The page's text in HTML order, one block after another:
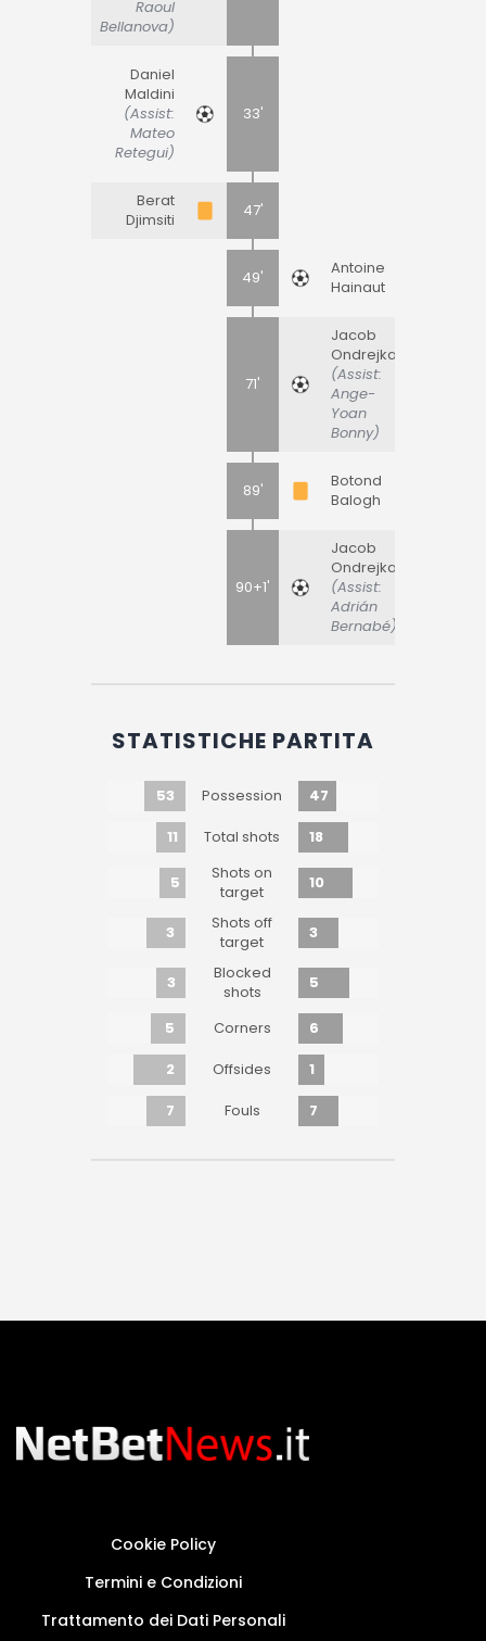
Raoul
Bellanova)
Daniel
Maldini
(Assist:
Mateo
Retegui)
33'
Berat
Djimsiti
47'
49'
Antoine
Hainaut
71'
Jacob
Ondrejka
(Assist:
Ange-
Yoan
Bonny)
89'
Botond
Balogh
90+1'
Jacob
Ondrejka
(Assist:
Adrián
Bernabé)
STATISTICHE PARTITA
53 Possession
47
11
Total shots 18
5
Shots on
target
10
3
Shots off
target
3
3
Blocked
shots
5
5 Corners
6
2
Offsides
1
7
Fouls 7
Cookie Policy
Termini e Condizioni
Trattamento dei Dati Personali